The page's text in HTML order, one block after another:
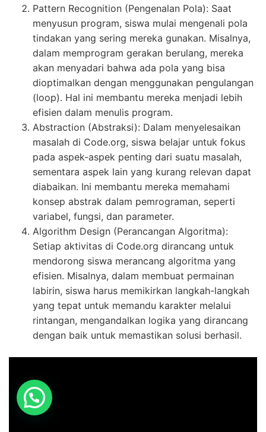
Pattern Recognition (Pengenalan Pola): Saat
menyusun program, siswa mulai mengenali pola
tindakan yang sering mereka gunakan. Misalnya,
dalam memprogram gerakan berulang, mereka
akan menyadari bahwa ada pola yang bisa
dioptimalkan dengan menggunakan pengulangan
(loop). Hal ini membantu mereka menjadi lebih
efisien dalam menulis program.
Abstraction (Abstraksi): Dalam menyelesaikan
masalah di Code.org, siswa belajar untuk fokus
pada aspek-aspek penting dari suatu masalah,
sementara aspek lain yang kurang relevan dapat
diabaikan. Ini membantu mereka memahami
konsep abstrak dalam pemrograman, seperti
variabel, fungsi, dan parameter.
Algorithm Design (Perancangan Algoritma):
Setiap aktivitas di Code.org dirancang untuk
mendorong siswa merancang algoritma yang
efisien. Misalnya, dalam membuat permainan
labirin, siswa harus memikirkan langkah-langkah
yang tepat untuk memandu karakter melalui
rintangan, mengandalkan logika yang dirancang
dengan baik untuk memastikan solusi berhasil.